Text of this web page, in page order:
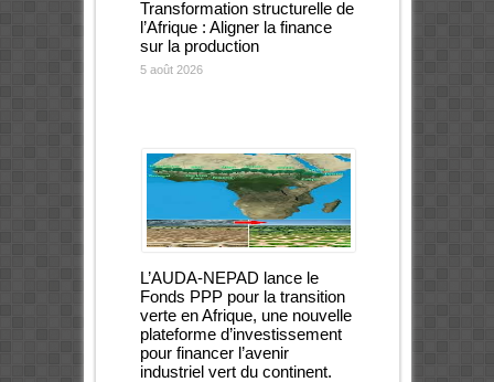
Transformation structurelle de
l’Afrique : Aligner la finance
sur la production
5 août 2026
L’AUDA-NEPAD lance le
Fonds PPP pour la transition
verte en Afrique, une nouvelle
plateforme d’investissement
pour financer l’avenir
industriel vert du continent.